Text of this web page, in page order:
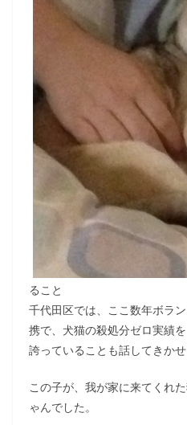
ること
千代田区では、ここ数年ボラ
携で、犬猫の殺処分ゼロ実績を
誇っていることも話してきかせ
この子が、我が家に来てくれ
ゃんでした。